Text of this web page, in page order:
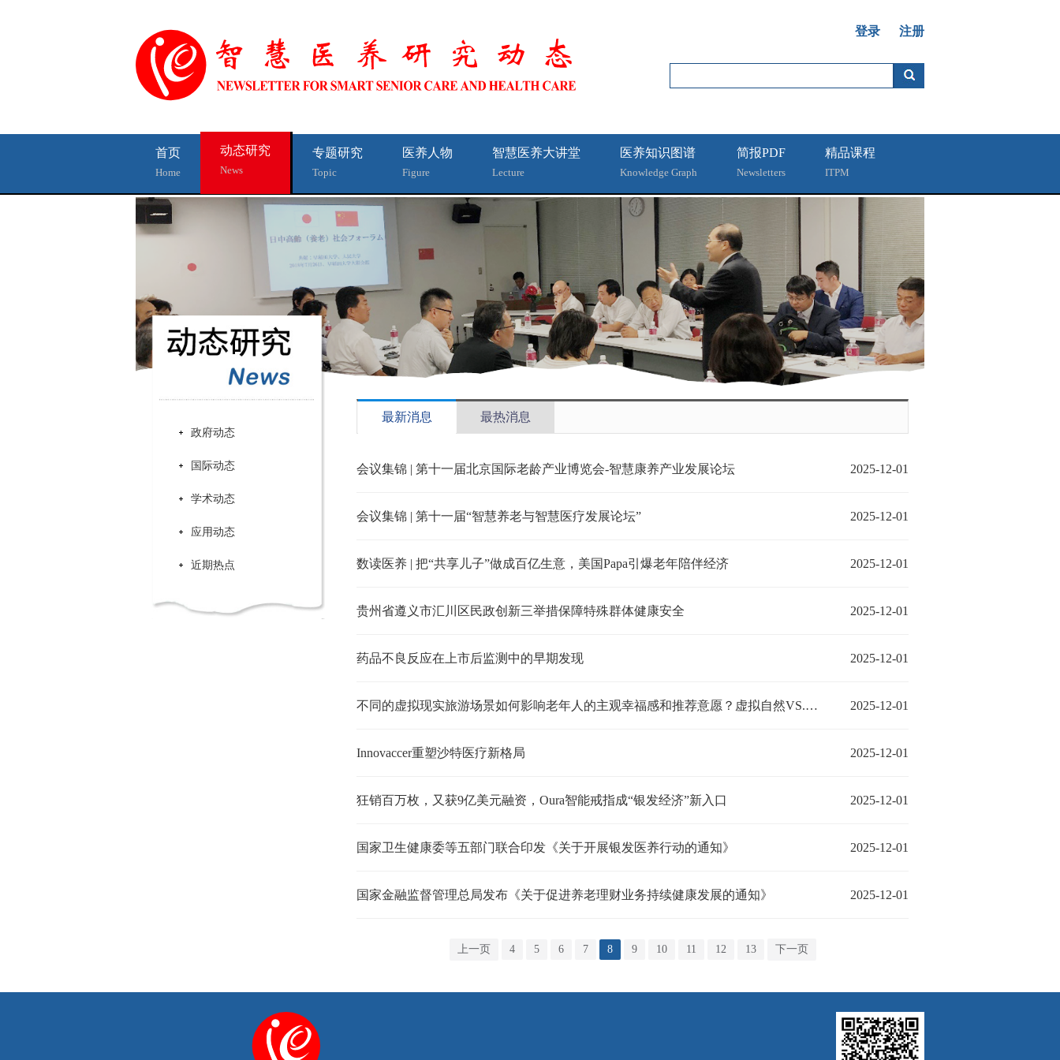
登录 注册
首页
Home
动态研究
News
专题研究
Topic
医养人物
Figure
智慧医养大讲堂
Lecture
医养知识图谱
Knowledge Graph
简报PDF
Newsletters
精品课程
ITPM
政府动态
国际动态
学术动态
应用动态
近期热点
最新消息 最热消息
2025-12-01
会议集锦 | 第十一届北京国际老龄产业博览会-智慧康养产业发展论坛
2025-12-01
会议集锦 | 第十一届“智慧养老与智慧医疗发展论坛”
2025-12-01
数读医养 | 把“共享儿子”做成百亿生意，美国Papa引爆老年陪伴经济
2025-12-01
贵州省遵义市汇川区民政创新三举措保障特殊群体健康安全
2025-12-01
药品不良反应在上市后监测中的早期发现
2025-12-01
不同的虚拟现实旅游场景如何影响老年人的主观幸福感和推荐意愿？虚拟自然VS.虚拟城市
2025-12-01
Innovaccer重塑沙特医疗新格局
2025-12-01
狂销百万枚，又获9亿美元融资，Oura智能戒指成“银发经济”新入口
2025-12-01
国家卫生健康委等五部门联合印发《关于开展银发医养行动的通知》
2025-12-01
国家金融监督管理总局发布《关于促进养老理财业务持续健康发展的通知》
上一页 4 5 6 7 8 9 10 11 12 13 下一页